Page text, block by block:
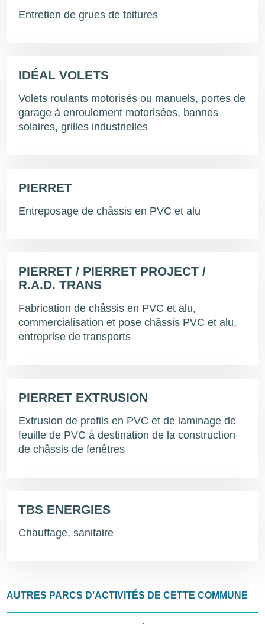
Entretien de grues de toitures
IDÉAL VOLETS
Volets roulants motorisés ou manuels, portes de
garage à enroulement motorisées, bannes
solaires, grilles industrielles
PIERRET
Entreposage de châssis en PVC et alu
PIERRET / PIERRET PROJECT /
R.A.D. TRANS
Fabrication de châssis en PVC et alu,
commercialisation et pose châssis PVC et alu,
entreprise de transports
PIERRET EXTRUSION
Extrusion de profils en PVC et de laminage de
feuille de PVC à destination de la construction
de châssis de fenêtres
TBS ENERGIES
Chauffage, sanitaire
AUTRES PARCS D’ACTIVITÉS DE CETTE COMMUNE